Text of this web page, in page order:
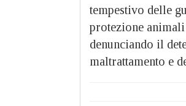
tempestivo delle
protezione
denunciando il
maltrattamento e